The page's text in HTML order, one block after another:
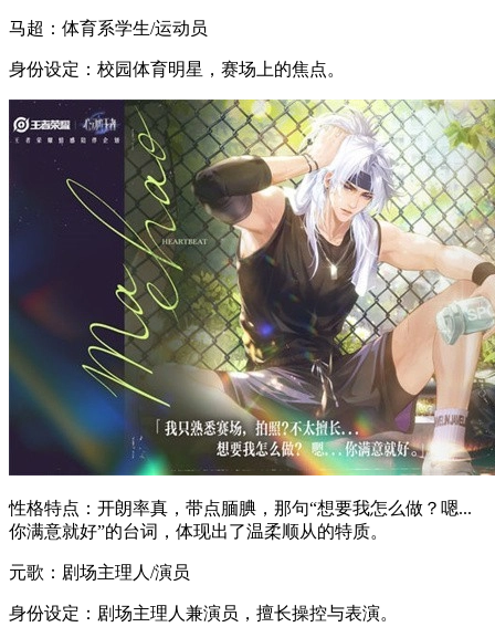
马超：体育系学生/运动员
身份设定：校园体育明星，赛场上的焦点。
性格特点：开朗率真，带点腼腆，那句“想要我怎么做？嗯...
你满意就好”的台词，体现出了温柔顺从的特质。
元歌：剧场主理人/演员
身份设定：剧场主理人兼演员，擅长操控与表演。